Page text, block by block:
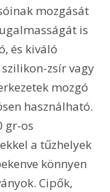
mozgását
is
és kiváló
zsír vagy
mozgó
használható.
gr-os
a tűzhelyek
könnyen
Cipők,